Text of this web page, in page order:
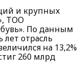
и крупных
ТОО
По данным
отрасль
на 13,2%
260 млрд